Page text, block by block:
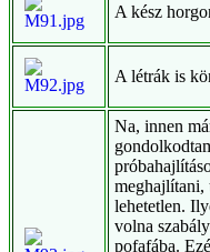
A kész
A létrák is
Na, innen
meghajlítani,
lehetetlen.
volna
pofafába.